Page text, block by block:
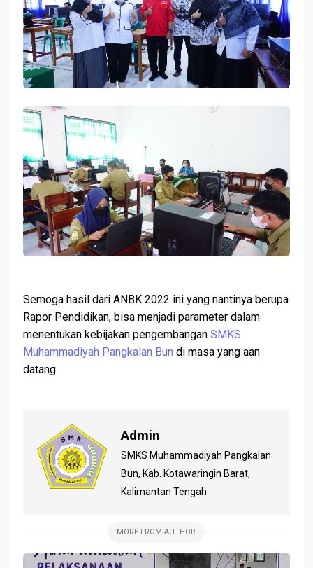
Semoga hasil dari ANBK 2022 ini yang nantinya berupa
Rapor Pendidikan, bisa menjadi parameter dalam
menentukan kebijakan pengembanganSMKS
Muhammadiyah Pangkalan Bun di masa yang aan
datang.
Admin
SMKS Muhammadiyah Pangkalan
Bun, Kab. Kotawaringin Barat,
Kalimantan Tengah
MORE FROM AUTHOR